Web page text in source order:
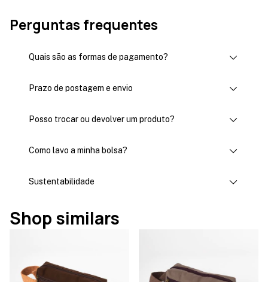
Perguntas frequentes
Quais são as formas de pagamento?
Prazo de postagem e envio
Posso trocar ou devolver um produto?
Como lavo a minha bolsa?
Sustentabilidade
Shop similars